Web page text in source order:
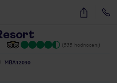
13
(535 hodnocení)
MBA12030